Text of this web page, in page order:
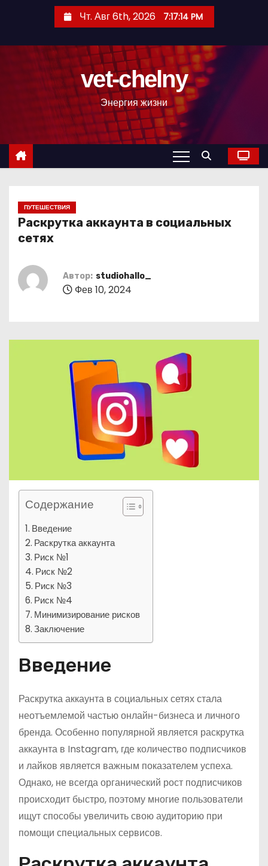
с
Чт. Авг 6th, 2026 7:17:15 PM
vet-chelny
Энергия жизни
ПУТЕШЕСТВИЯ
Раскрутка аккаунта в социальных
сетях
Автор: studiohallo_
Фев 10, 2024
Содержание
Введение
Раскрутка аккаунта
Риск №1
Риск №2
Риск №3
Риск №4
Минимизирование рисков
Заключение
Введение
Раскрутка аккаунта в социальных сетях стала
неотъемлемой частью онлайн-бизнеса и личного
бренда. Особенно популярной является раскрутка
аккаунта в Instagram, где количество подписчиков
и лайков является важным показателем успеха.
Однако, не всегда органический рост подписчиков
происходит быстро, поэтому многие пользователи
ищут способы увеличить свою аудиторию при
помощи специальных сервисов.